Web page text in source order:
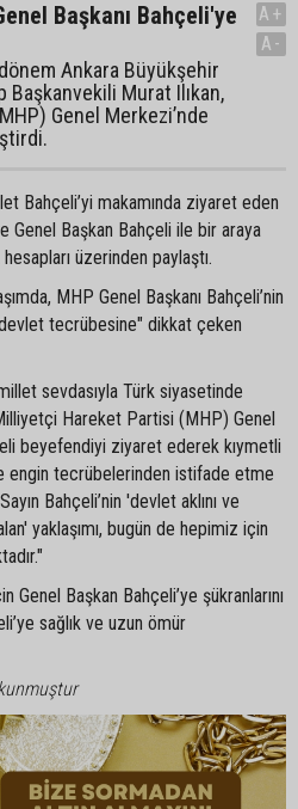
Başkanı Bahçeli'ye
Ankara Büyükşehir
Murat Ilıkan,
Genel Merkezi’nde
A+
A-
Bahçeli’yi makamında ziyaret eden
Genel Başkan Bahçeli ile bir araya
üzerinden paylaştı.
MHP Genel Başkanı Bahçeli’nin
tecrübesine" dikkat çeken
sevdasıyla Türk siyasetinde
Hareket Partisi (MHP) Genel
beyefendiyi ziyaret ederek kıymetli
engin tecrübelerinden istifade etme
Bahçeli’nin 'devlet aklını ve
yaklaşımı, bugün de hepimiz için
Genel Başkan Bahçeli’ye şükranlarını
sağlık ve uzun ömür